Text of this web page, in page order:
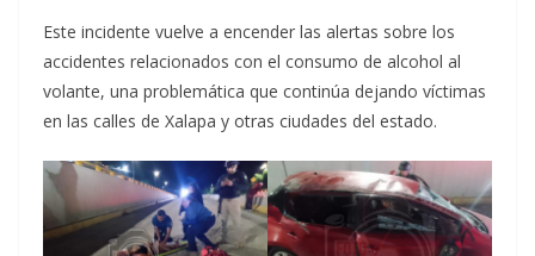
Este incidente vuelve a encender las alertas sobre los
accidentes relacionados con el consumo de alcohol al
volante, una problemática que continúa dejando víctimas
en las calles de Xalapa y otras ciudades del estado.